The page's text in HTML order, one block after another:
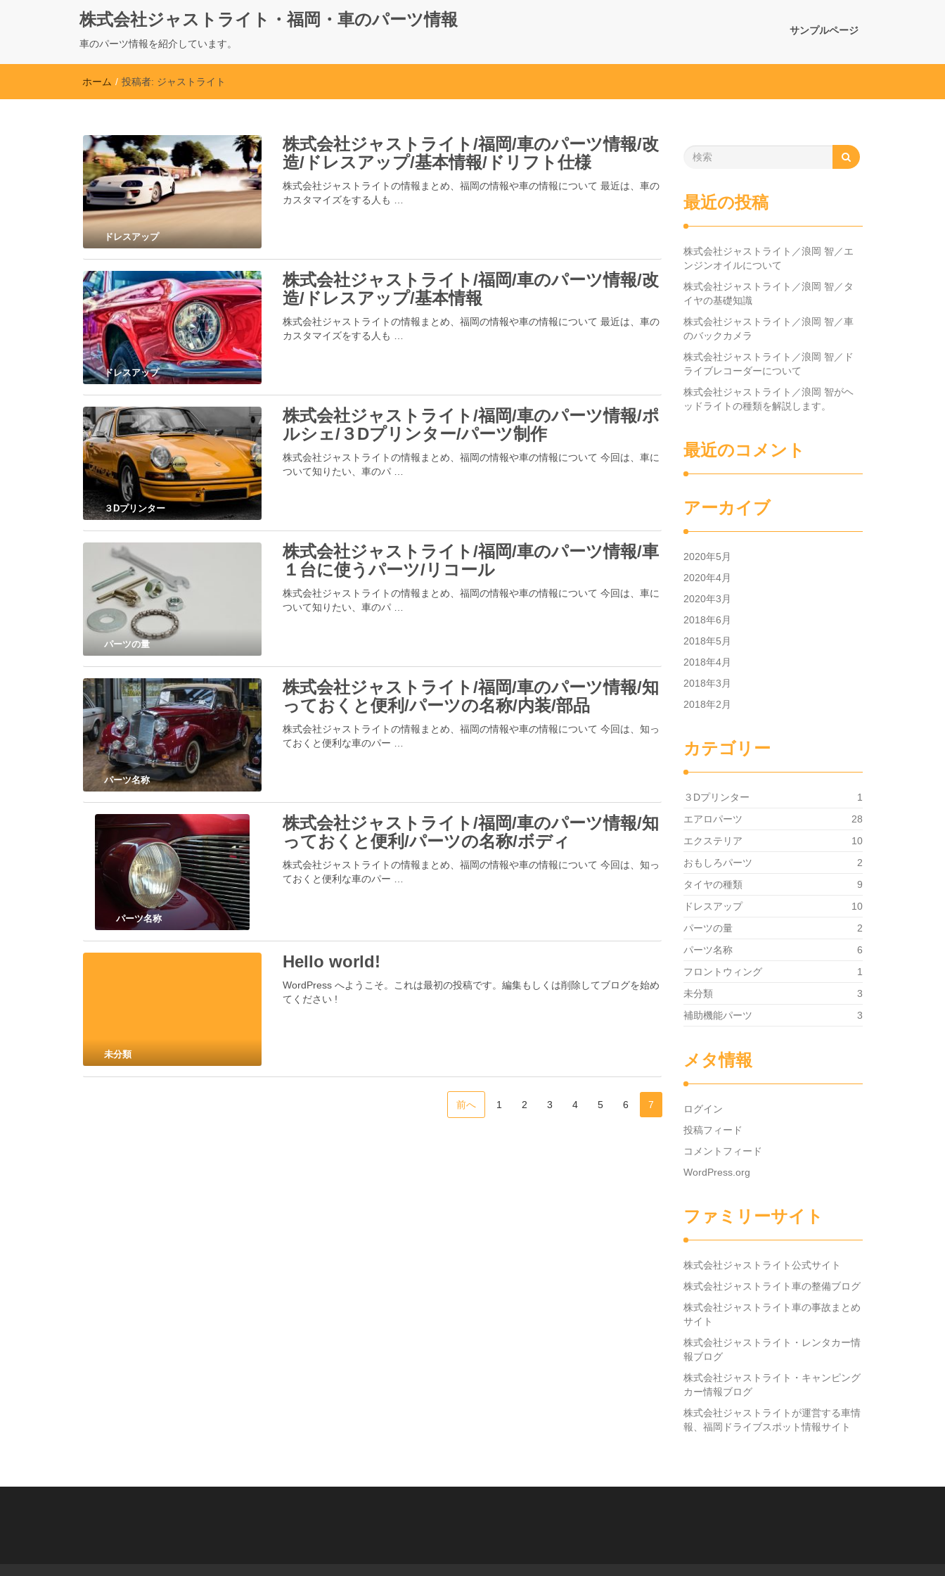
株式会社ジャストライト・福岡・車のパーツ情報
車のパーツ情報を紹介しています。
サンプルページ
ホーム / 投稿者: ジャストライト
ドレスアップ
株式会社ジャストライト/福岡/車のパーツ情報/改
造/ドレスアップ/基本情報/ドリフト仕様
株式会社ジャストライトの情報まとめ、福岡の情報や車の情報について 最近は、車の
カスタマイズをする人も …
ドレスアップ
株式会社ジャストライト/福岡/車のパーツ情報/改
造/ドレスアップ/基本情報
株式会社ジャストライトの情報まとめ、福岡の情報や車の情報について 最近は、車の
カスタマイズをする人も …
３Dプリンター
株式会社ジャストライト/福岡/車のパーツ情報/ポ
ルシェ/３Dプリンター/パーツ制作
株式会社ジャストライトの情報まとめ、福岡の情報や車の情報について 今回は、車に
ついて知りたい、車のパ …
パーツの量
株式会社ジャストライト/福岡/車のパーツ情報/車
１台に使うパーツ/リコール
株式会社ジャストライトの情報まとめ、福岡の情報や車の情報について 今回は、車に
ついて知りたい、車のパ …
パーツ名称
株式会社ジャストライト/福岡/車のパーツ情報/知
っておくと便利/パーツの名称/内装/部品
株式会社ジャストライトの情報まとめ、福岡の情報や車の情報について 今回は、知っ
ておくと便利な車のパー …
パーツ名称
株式会社ジャストライト/福岡/車のパーツ情報/知
っておくと便利/パーツの名称/ボディ
株式会社ジャストライトの情報まとめ、福岡の情報や車の情報について 今回は、知っ
ておくと便利な車のパー …
未分類
Hello world!
WordPress へようこそ。これは最初の投稿です。編集もしくは削除してブログを始め
てください !
前へ 1 2 3 4 5 6 7
最近の投稿
株式会社ジャストライト／浪岡 智／エ
ンジンオイルについて
株式会社ジャストライト／浪岡 智／タ
イヤの基礎知識
株式会社ジャストライト／浪岡 智／車
のバックカメラ
株式会社ジャストライト／浪岡 智／ド
ライブレコーダーについて
株式会社ジャストライト／浪岡 智がヘ
ッドライトの種類を解説します。
最近のコメント
アーカイブ
2020年5月
2020年4月
2020年3月
2018年6月
2018年5月
2018年4月
2018年3月
2018年2月
カテゴリー
３Dプリンター
1
エアロパーツ
28
エクステリア
10
おもしろパーツ
2
タイヤの種類
9
ドレスアップ
10
パーツの量
2
パーツ名称
6
フロントウィング
1
未分類
3
補助機能パーツ
3
メタ情報
ログイン
投稿フィード
コメントフィード
WordPress.org
ファミリーサイト
株式会社ジャストライト公式サイト
株式会社ジャストライト車の整備ブログ
株式会社ジャストライト車の事故まとめ
サイト
株式会社ジャストライト・レンタカー情
報ブログ
株式会社ジャストライト・キャンピング
カー情報ブログ
株式会社ジャストライトが運営する車情
報、福岡ドライブスポット情報サイト